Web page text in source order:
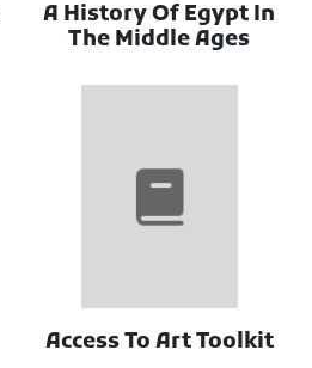
A History Of Egypt In
The Middle Ages
Access To Art Toolkit